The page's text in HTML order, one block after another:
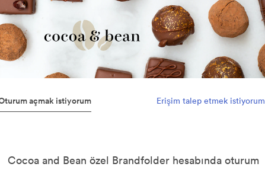
açmak istiyorum Erişim talep etmek istiyorum
Cocoa and Bean özel Brandfolder hesabında oturum